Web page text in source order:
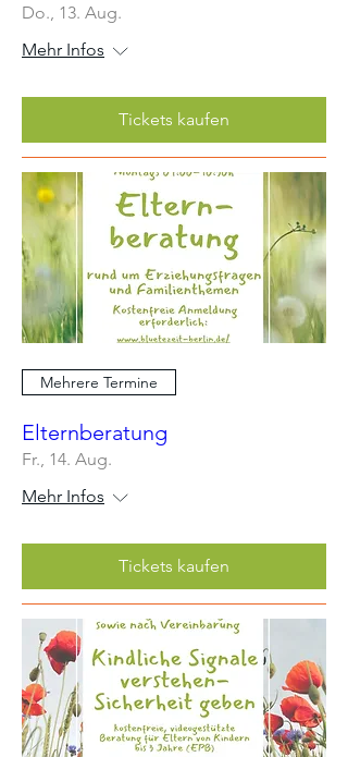
Do., 13. Aug.
Mehr Infos
Tickets kaufen
Mehrere Termine
Elternberatung
Fr., 14. Aug.
Mehr Infos
Tickets kaufen